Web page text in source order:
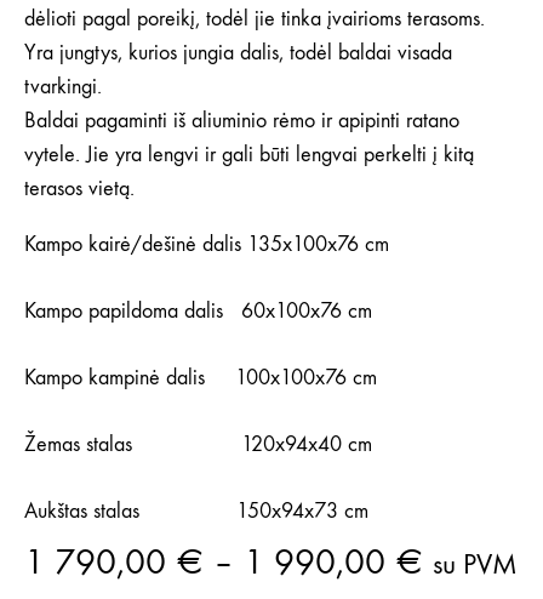
dėlioti pagal poreikį, todėl jie tinka įvairioms terasoms.
Yra jungtys, kurios jungia dalis, todėl baldai visada
tvarkingi.
Baldai pagaminti iš aliuminio rėmo ir apipinti ratano
vytele. Jie yra lengvi ir gali būti lengvai perkelti į kitą
terasos vietą.
Kampo kairė/dešinė dalis 135x100x76 cm
Kampo papildoma dalis 60x100x76 cm
Kampo kampinė dalis 100x100x76 cm
Žemas stalas 120x94x40 cm
Aukštas stalas 150x94x73 cm
1 790,00 € – 1 990,00 € Price
su PVM